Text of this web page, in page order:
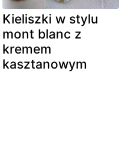
Kieliszki w stylu
mont blanc z
kremem
kasztanowym